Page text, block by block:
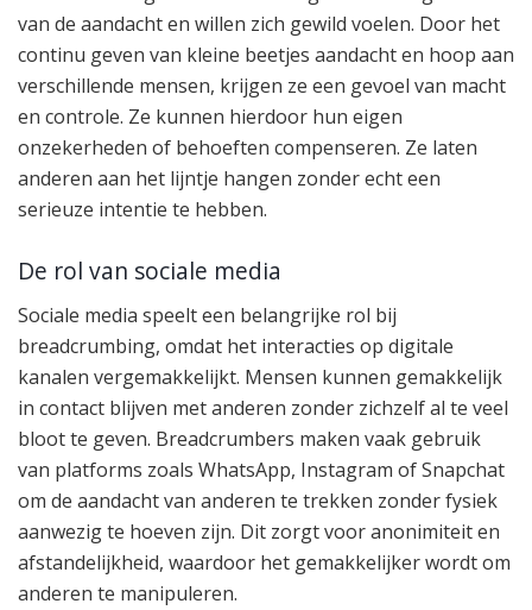
van de aandacht en willen zich gewild voelen. Door het
continu geven van kleine beetjes aandacht en hoop aan
verschillende mensen, krijgen ze een gevoel van macht
en controle. Ze kunnen hierdoor hun eigen
onzekerheden of behoeften compenseren. Ze laten
anderen aan het lijntje hangen zonder echt een
serieuze intentie te hebben.
De rol van sociale media
Sociale media speelt een belangrijke rol bij
breadcrumbing, omdat het interacties op digitale
kanalen vergemakkelijkt. Mensen kunnen gemakkelijk
in contact blijven met anderen zonder zichzelf al te veel
bloot te geven. Breadcrumbers maken vaak gebruik
van platforms zoals WhatsApp, Instagram of Snapchat
om de aandacht van anderen te trekken zonder fysiek
aanwezig te hoeven zijn. Dit zorgt voor anonimiteit en
afstandelijkheid, waardoor het gemakkelijker wordt om
anderen te manipuleren.